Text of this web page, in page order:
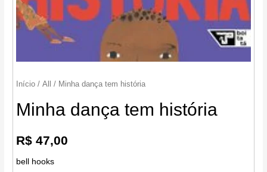
Início /All / Minha dança tem história
Minha dança tem história
R$ 47,00
bell hooks